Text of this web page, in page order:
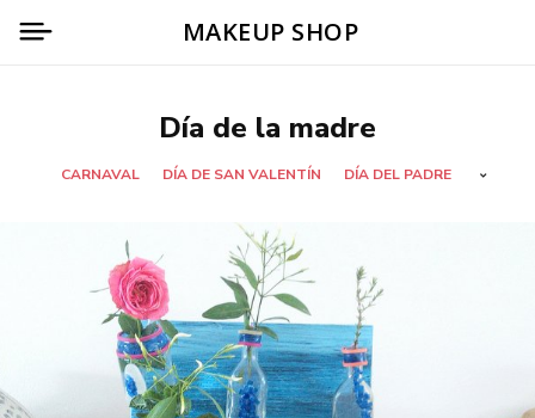
MAKEUP SHOP
Día de la madre
CARNAVAL DÍA DE SAN VALENTÍN DÍA DEL PADRE